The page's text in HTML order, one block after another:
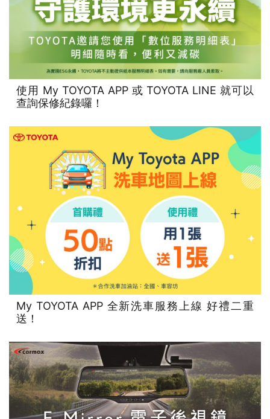
使用 My TOYOTA APP 或 TOYOTA LINE 就可以
查詢保修紀錄囉！
My TOYOTA APP 全新洗車服務上線 好禮二重
送！